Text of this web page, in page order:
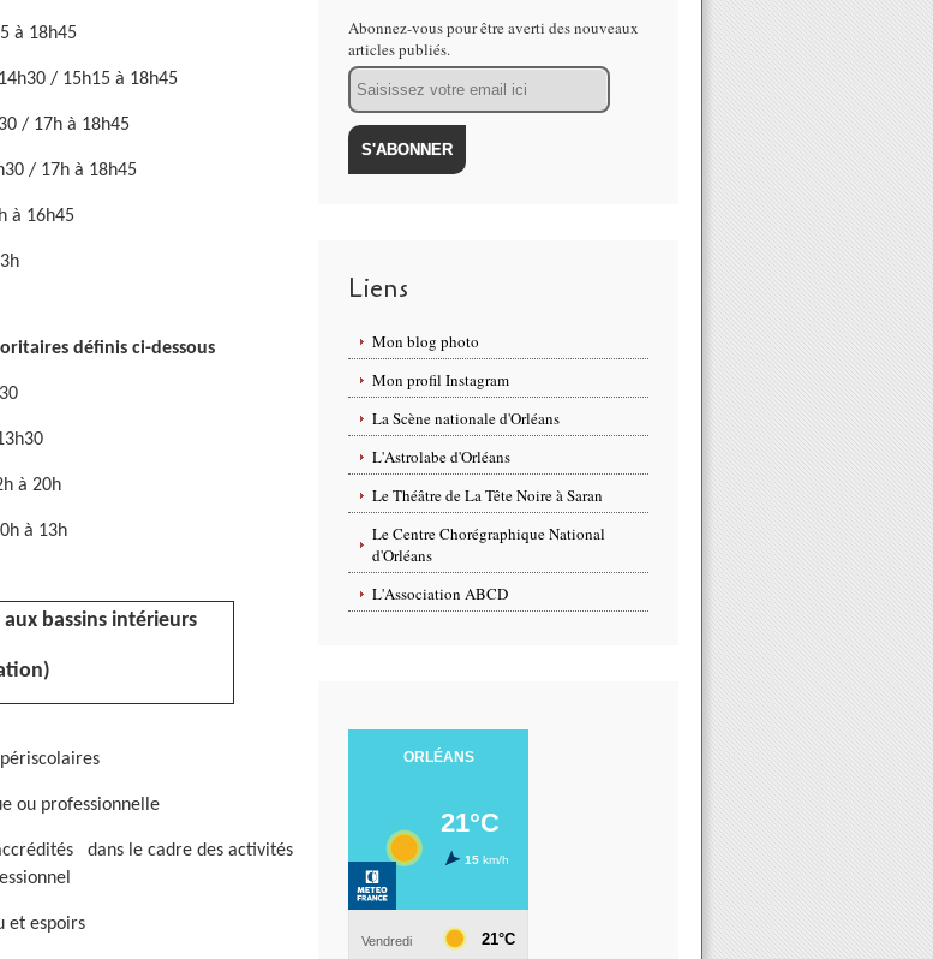
à 18h45
/ 15h15 à 18h45
/ 17h à 18h45
/ 17h à 18h45
à 16h45
définis ci-dessous
à 20h
à 13h
bassins intérieurs
ou professionnelle
dans le cadre des activités
et espoirs
Abonnez-vous pour être averti des nouveaux
articles publiés.
Email
Liens
Mon blog photo
Mon profil Instagram
La Scène nationale d'Orléans
L'Astrolabe d'Orléans
Le Théâtre de La Tête Noire à Saran
Le Centre Chorégraphique National
d'Orléans
L'Association ABCD